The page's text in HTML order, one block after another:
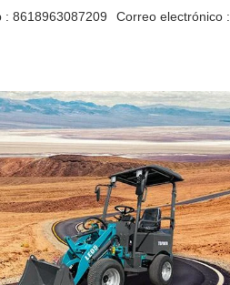
: 8618963087209 Correo electrónico :